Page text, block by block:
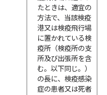
たときは、適宜の
方法で、当該検疫
港又は検疫飛行場
に置かれている検
疫所（検疫所の支
所及び出張所を含
む。以下同じ。）
の長に、検疫感染
症の患者又は死者